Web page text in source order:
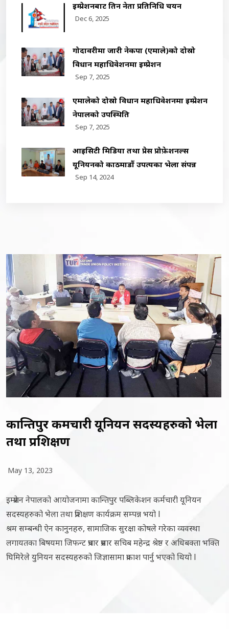
इम्प्रेशनबाट तिन नेता प्रतिनिधि चयन
Dec 6, 2025
गोदावरीमा जारी नेकपा (एमाले)को दोस्रो
विधान महाधिवेशनमा इम्प्रेशन
Sep 7, 2025
एमालेको दोस्रो विधान महाधिवेशनमा इम्प्रेशन
नेपालको उपस्थिति
Sep 7, 2025
आइसिटी मिडिया तथा प्रेस प्रोफ़ेशनल्स
यूनियनको काठमाडौं उपत्यका भेला संपन्न
Sep 14, 2024
कान्तिपुर कर्मचारी यूनियन सदस्यहरुको भेला
तथा प्रशिक्षण
May 13, 2023
इम्प्रेशन नेपालको आयोजनामा कान्तिपुर पब्लिकेशन कर्मचारी यूनियन
सदस्यहरुको भेला तथा प्रशिक्षण कार्यक्रम सम्पन्न भयो l
श्रम सम्बन्धी ऐन कानुनहरु, सामाजिक सुरक्षा कोषले गरेका व्यवस्था
लगायतका बिषयमा जिफन्ट प्रचार प्रसार सचिब महेन्द्र श्रेष्ठ र अधिबक्ता भक्ति
घिमिरेले युनियन सदस्यहरुको जिज्ञासामा प्रकाश पार्नु भएको थियो l